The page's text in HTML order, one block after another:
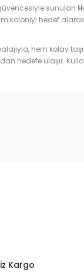
sunulan
koloniyi hedef
hem kolay
hedefe ulaşır.
Kargo